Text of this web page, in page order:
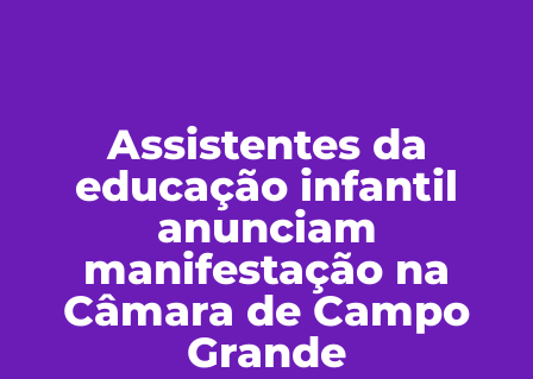
Assistentes da
educação infantil
anunciam
manifestação na
Câmara de Campo
Grande